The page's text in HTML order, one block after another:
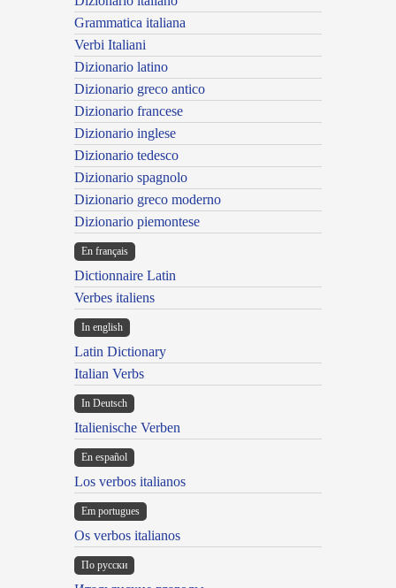
Grammatica italiana
Verbi Italiani
Dizionario latino
Dizionario greco antico
Dizionario francese
Dizionario inglese
Dizionario tedesco
Dizionario spagnolo
Dizionario greco moderno
Dizionario piemontese
En français
Dictionnaire Latin
Verbes italiens
In english
Latin Dictionary
Italian Verbs
In Deutsch
Italienische Verben
En español
Los verbos italianos
Em portugues
Os verbos italianos
По русски